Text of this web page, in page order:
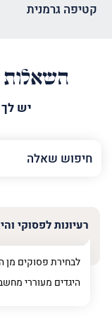
קטיפה גרמנית
השאלות
יש
השם
שלך
טלפון (חובה)
רעיונות לפסוקי
לבחירת פסוקים
היגדים מעוררי